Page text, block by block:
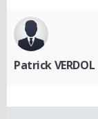
Patrick VERDOL